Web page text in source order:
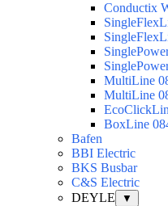
Conductix
MultiLine
MultiLine
BoxLine
Bafen
BBI Electric
BKS Busbar
C&S Electric
DEYLE
▼